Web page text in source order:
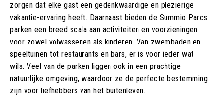
zorgen dat elke gast een gedenkwaardige en plezierige
vakantie-ervaring heeft. Daarnaast bieden de Summio Parcs
parken een breed scala aan activiteiten en voorzieningen
voor zowel volwassenen als kinderen. Van zwembaden en
speeltuinen tot restaurants en bars, er is voor ieder wat
wils. Veel van de parken liggen ook in een prachtige
natuurlijke omgeving, waardoor ze de perfecte bestemming
zijn voor liefhebbers van het buitenleven.